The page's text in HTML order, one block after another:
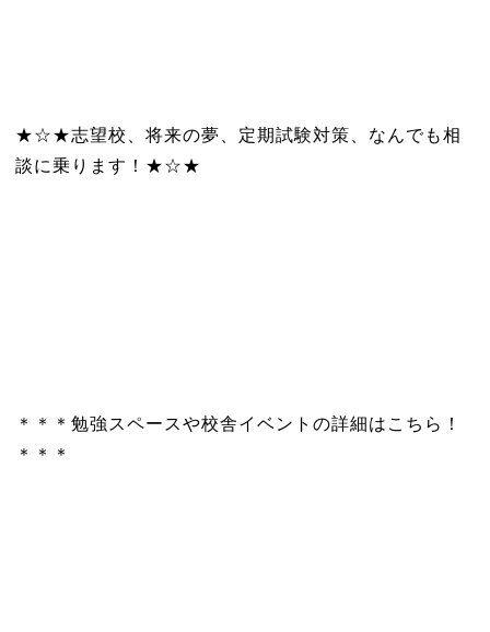
★☆★志望校、将来の夢、定期試験対策、なんでも相
談に乗ります！★☆★
＊＊＊勉強スペースや校舎イベントの詳細はこちら！
＊＊＊